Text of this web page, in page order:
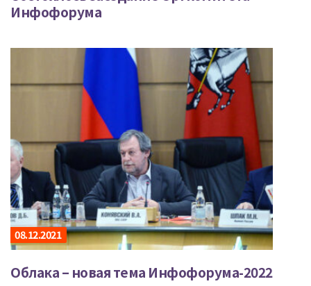
Инфофорума
08.12.2021
Облака – новая тема Инфофорума-2022